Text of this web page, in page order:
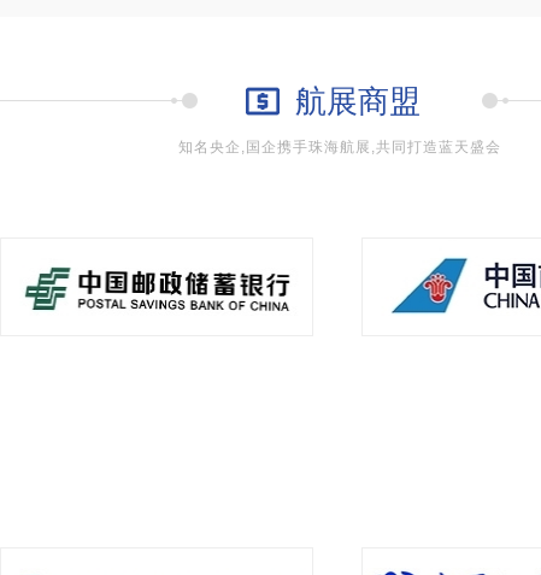
航展商盟
知名央企,国企携手珠海航展,共同打造蓝天盛会